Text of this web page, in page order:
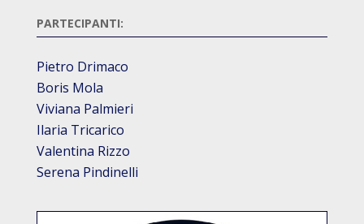
PARTECIPANTI:
Pietro Drimaco
Boris Mola
Viviana Palmieri
Ilaria Tricarico
Valentina Rizzo
Serena Pindinelli